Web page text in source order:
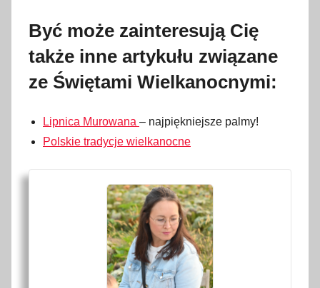
Być może zainteresują Cię
także inne artykułu związane
ze Świętami Wielkanocnymi:
Lipnica Murowana – najpiękniejsze palmy!
Polskie tradycje wielkanocne